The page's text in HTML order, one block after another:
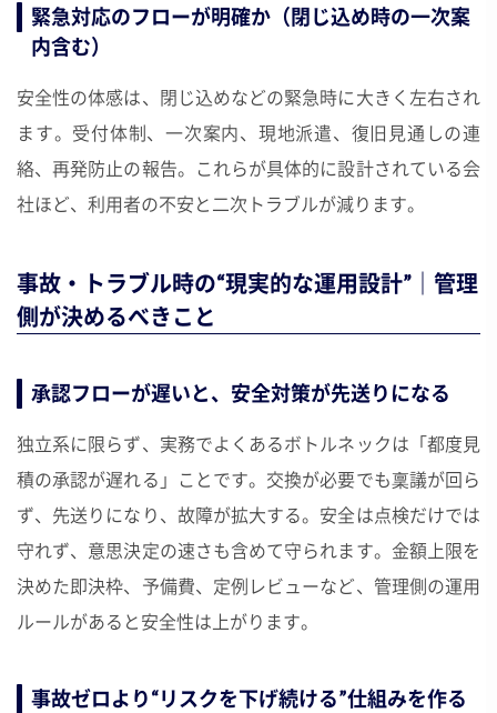
緊急対応のフローが明確か（閉じ込め時の一次案
内含む）
安全性の体感は、閉じ込めなどの緊急時に大きく左右され
ます。受付体制、一次案内、現地派遣、復旧見通しの連
絡、再発防止の報告。これらが具体的に設計されている会
社ほど、利用者の不安と二次トラブルが減ります。
事故・トラブル時の“現実的な運用設計”｜管理
側が決めるべきこと
承認フローが遅いと、安全対策が先送りになる
独立系に限らず、実務でよくあるボトルネックは「都度見
積の承認が遅れる」ことです。交換が必要でも稟議が回ら
ず、先送りになり、故障が拡大する。安全は点検だけでは
守れず、意思決定の速さも含めて守られます。金額上限を
決めた即決枠、予備費、定例レビューなど、管理側の運用
ルールがあると安全性は上がります。
事故ゼロより“リスクを下げ続ける”仕組みを作る